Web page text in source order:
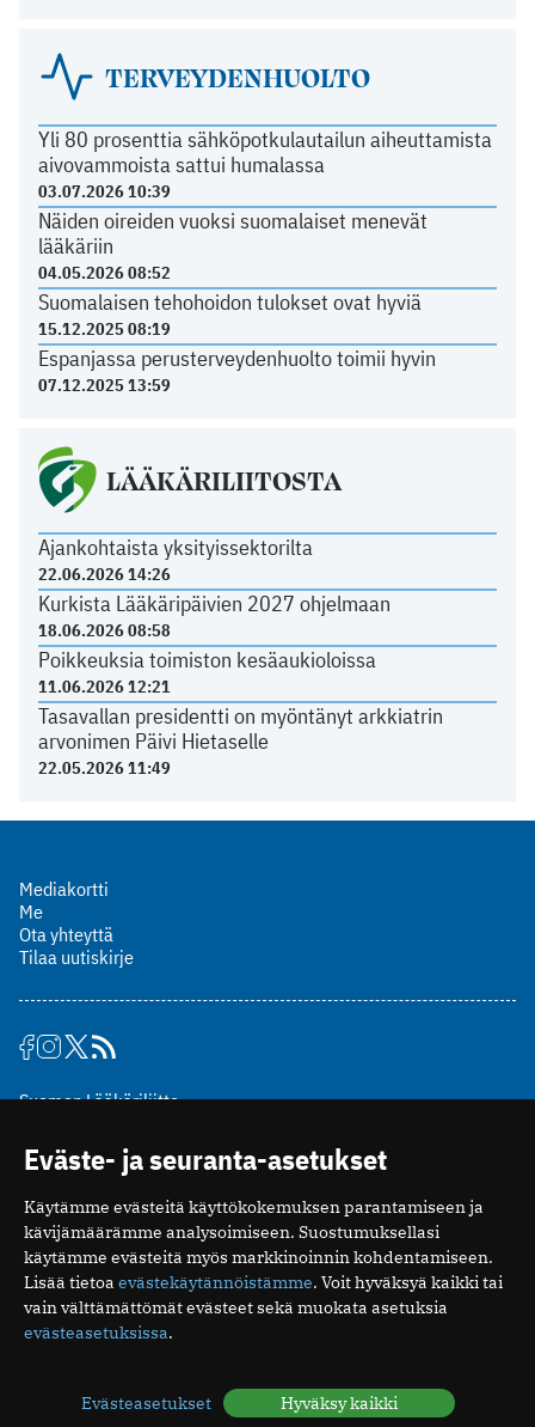
TERVEYDENHUOLTO
Yli 80 prosenttia sähköpotkulautailun aiheuttamista
aivovammoista sattui humalassa
03.07.2026 10:39
Näiden oireiden vuoksi suomalaiset menevät
lääkäriin
04.05.2026 08:52
Suomalaisen tehohoidon tulokset ovat hyviä
15.12.2025 08:19
Espanjassa perusterveydenhuolto toimii hyvin
07.12.2025 13:59
LÄÄKÄRILIITOSTA
Ajankohtaista yksityissektorilta
22.06.2026 14:26
Kurkista Lääkäripäivien 2027 ohjelmaan
18.06.2026 08:58
Poikkeuksia toimiston kesäaukioloissa
11.06.2026 12:21
Tasavallan presidentti on myöntänyt arkkiatrin
arvonimen Päivi Hietaselle
22.05.2026 11:49
Mediakortti
Me
Ota yhteyttä
Tilaa uutiskirje
Suomen Lääkäriliitto
00510 Helsinki
puh. (09) 393 091
toimitus@potilaanlaakarilehti.fi
ISSN 2323-9476
Eväste- ja seuranta-asetukset
Käytämme evästeitä käyttökokemuksen parantamiseen ja
kävijämäärämme analysoimiseen. Suostumuksellasi
käytämme evästeitä myös markkinoinnin kohdentamiseen.
Lisää tietoa evästekäytännöistämme. Voit hyväksyä kaikki tai
vain välttämättömät evästeet sekä muokata asetuksia
evästeasetuksissa.
Evästeasetukset Hyväksy kaikki